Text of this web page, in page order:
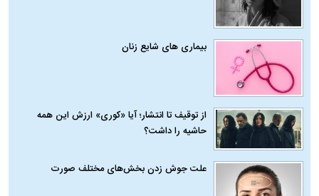
بیماری‌ های شایع زنان
از توقیف تا انتشار؛ آیا «کوری» ارزش این همه
حاشیه را داشت؟
علت جوش زدن بخش‌های مختلف صورت